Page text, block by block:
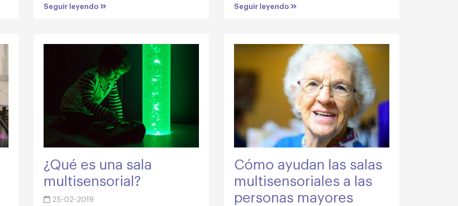
Seguir leyendo Seguir leyendo
¿Qué es una sala
multisensorial?
25-02-2019
Cómo ayudan las salas
multisensoriales a las
personas mayores